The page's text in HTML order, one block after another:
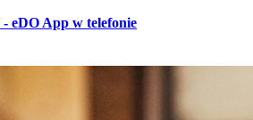
eDO App w telefonie